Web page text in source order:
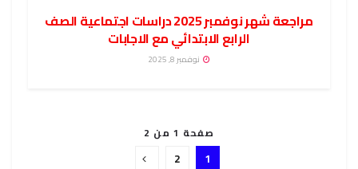
مراجعة شهر نوفمبر 2025 دراسات اجتماعية الصف
الرابع الابتدائي مع الاجابات
نوفمبر 8, 2025
صفحة 1 من 2
1
2